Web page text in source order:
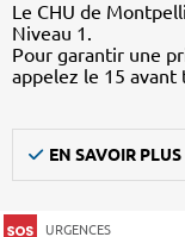
Le CHU de
Niveau 1.
Pour garantir une
appelez le 15 avant
EN SAVOIR PLUS
URGENCES